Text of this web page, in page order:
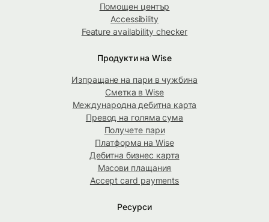
Помощен център
Accessibility
Feature availability checker
Продукти на Wise
Изпращане на пари в чужбина
Сметка в Wise
Международна дебитна карта
Превод на голяма сума
Получете пари
Платформа на Wise
Дебитна бизнес карта
Масови плащания
Accept card payments
Ресурси